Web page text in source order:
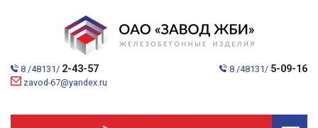
8 /48131/ 2-43-57 8 /48131/ 5-09-16
zavod-67@yandex.ru